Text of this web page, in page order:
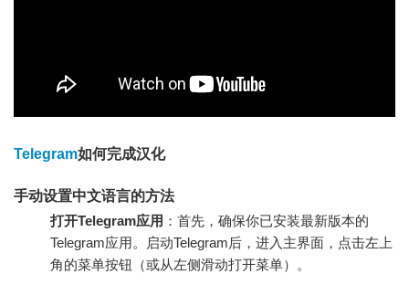
Telegram如何完成汉化
手动设置中文语言的方法
打开Telegram应用 ：首先，确保你已安装最新版本的
Telegram应用。启动Telegram后，进入主界面，点击左上
角的菜单按钮（或从左侧滑动打开菜单）。